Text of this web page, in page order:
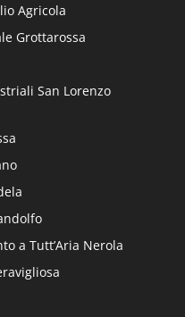
Agricola
Grottarossa
San Lorenzo
a Tutt’Aria Nerola